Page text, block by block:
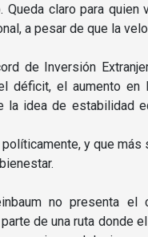
Queda claro para
a pesar de que la
de Inversión
déficit, el aumento en
la idea de estabilidad
y que
no presenta
de una ruta donde